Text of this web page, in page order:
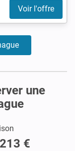
Voir l'offre
une
€